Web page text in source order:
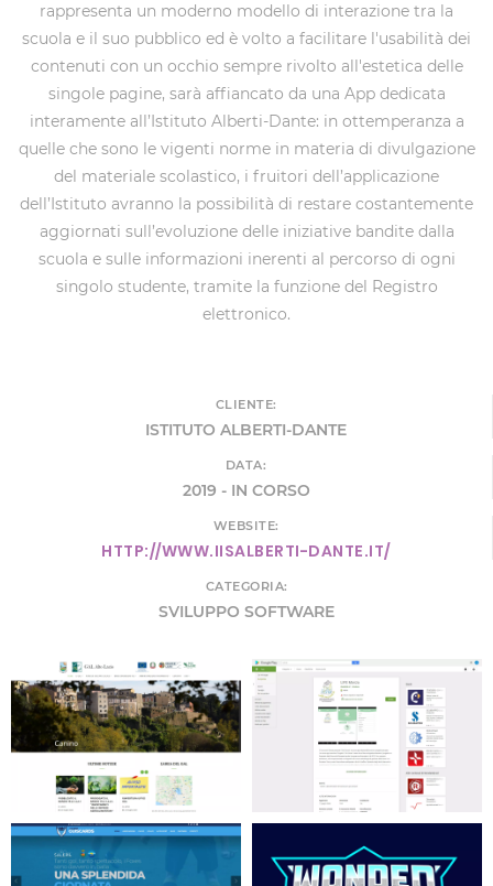
rappresenta un moderno modello di interazione tra la
scuola e il suo pubblico ed è volto a facilitare l'usabilità dei
contenuti con un occhio sempre rivolto all'estetica delle
singole pagine, sarà affiancato da una App dedicata
interamente all’Istituto Alberti-Dante: in ottemperanza a
quelle che sono le vigenti norme in materia di divulgazione
del materiale scolastico, i fruitori dell’applicazione
dell’Istituto avranno la possibilità di restare costantemente
aggiornati sull’evoluzione delle iniziative bandite dalla
scuola e sulle informazioni inerenti al percorso di ogni
singolo studente, tramite la funzione del Registro
elettronico.
CLIENTE:
ISTITUTO ALBERTI-DANTE
DATA:
2019 - IN CORSO
WEBSITE:
HTTP://WWW.IISALBERTI-DANTE.IT/
CATEGORIA:
SVILUPPO SOFTWARE